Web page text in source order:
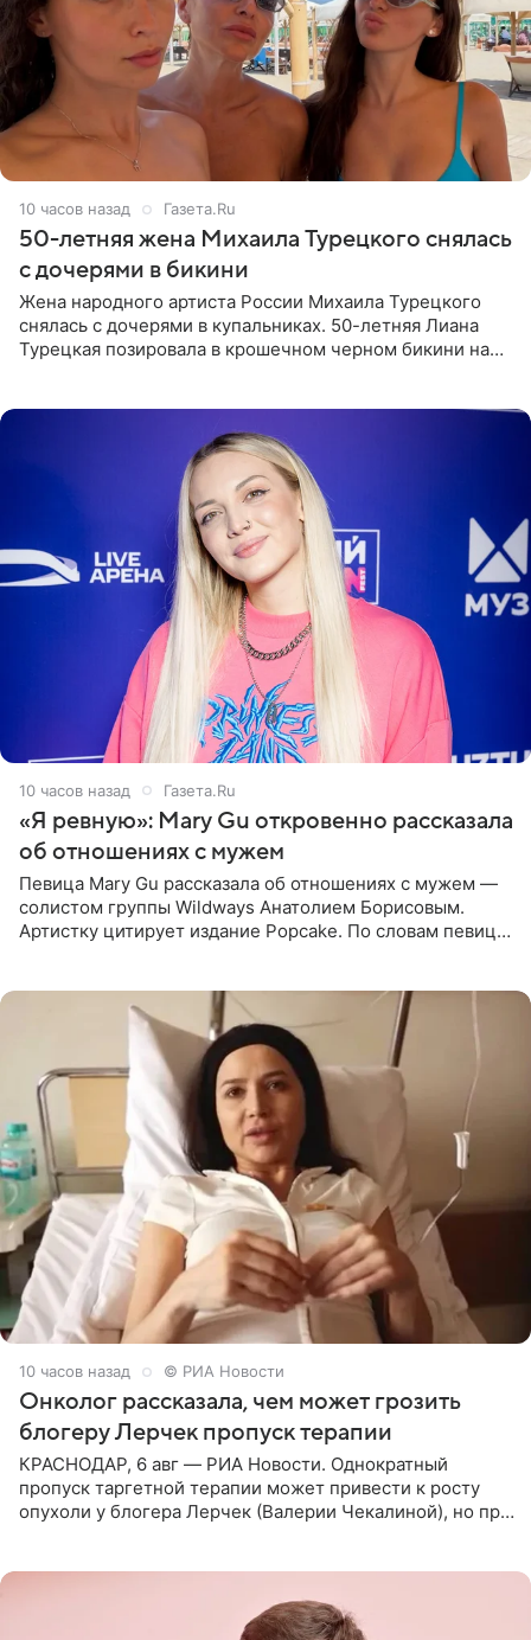
10 часов назад Газета.Ru
50-летняя жена Михаила Турецкого снялась
с дочерями в бикини
Жена народного артиста России Михаила Турецкого
снялась с дочерями в купальниках. 50-летняя Лиана
Турецкая позировала в крошечном черном бикини на
10 часов назад Газета.Ru
«Я ревную»: Mary Gu откровенно рассказала
об отношениях с мужем
Певица Mary Gu рассказала об отношениях с мужем —
солистом группы Wildways Анатолием Борисовым.
Артистку цитирует издание Popcake. По словам певицы,
10 часов назад © РИА Новости
Онколог рассказала, чем может грозить
блогеру Лерчек пропуск терапии
КРАСНОДАР, 6 авг — РИА Новости. Однократный
пропуск таргетной терапии может привести к росту
опухоли у блогера Лерчек (Валерии Чекалиной), но при